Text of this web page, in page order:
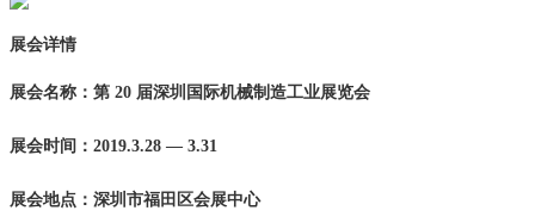
展会详情
展会名称：第 20 届深圳国际机械制造工业展览会
展会时间：2019.3.28 — 3.31
展会地点：深圳市福田区会展中心